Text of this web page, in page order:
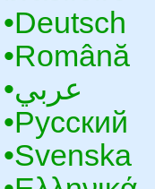
•‎Deutsch
•‎Română
•‎عربي
•‎Русский
•‎Svenska